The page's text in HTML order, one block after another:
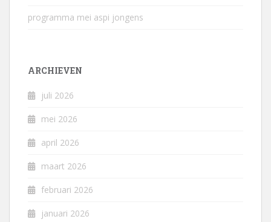
programma mei aspi jongens
ARCHIEVEN
juli 2026
mei 2026
april 2026
maart 2026
februari 2026
januari 2026